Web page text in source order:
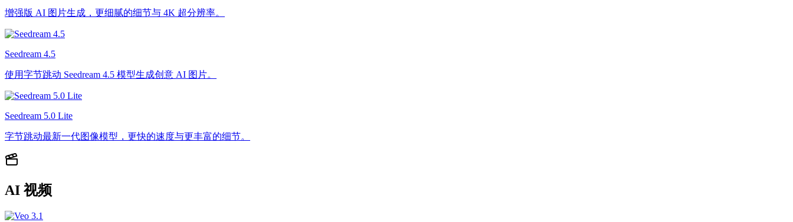
增强版 AI 图片生成，更细腻的细节与 4K 超分辨率。
Seedream 4.5
使用字节跳动 Seedream 4.5 模型生成创意 AI 图片。
Seedream 5.0 Lite
字节跳动最新一代图像模型，更快的速度与更丰富的细节。
AI 视频